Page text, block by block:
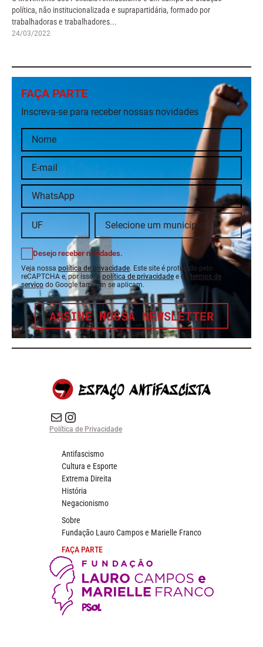
política, não institucionalizada e suprapartidária, formado por
trabalhadoras e trabalhadores...
24/03/2022
FAÇA PARTE
Inscreva-se para receber nossas novidades
Desejo receber novidades.
Veja nossa política de privacidade. Este site é protegido pelo
reCAPTCHA e, por isso, a política de privacidade e os termos de
serviço do Google também se aplicam.
ASSINE NOSSA NEWSLETTER
E-mail Instagram do Espaço Antifascista
Política de Privacidade
Antifascismo
Cultura e Esporte
Extrema Direita
História
Negacionismo
Sobre
Fundação Lauro Campos e Marielle Franco
FAÇA PARTE